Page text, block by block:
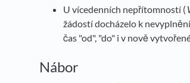
U vícedenních nepřítomností (
žádostí docházelo k
čas "od", "do" i v nově
Nábor